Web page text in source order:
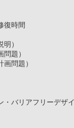
復時間
明）
問題）
画問題）
・バリアフリーデ